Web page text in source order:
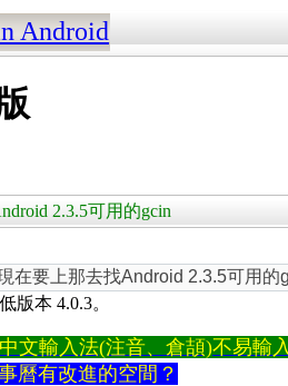
Android
2.3.5可用的gcin
在要上那去找Android 2.3.5可用的
版本 4.0.3。
文輸入法(注音、倉頡)不易輸
曆有改進的空間？